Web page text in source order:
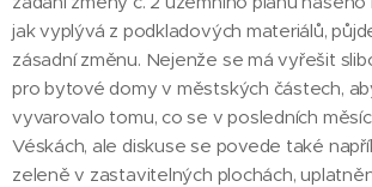
jak vyplývá z podkladových materiálů,
zásadní změnu. Nejenže se má vyřešit
pro bytové domy v městských částech,
vyvarovalo tomu, co se v posledních
Véskách, ale diskuse se povede také
zeleně v zastavitelných plochách,